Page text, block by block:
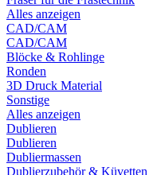
Alles anzeigen
CAD/CAM
CAD/CAM
Blöcke & Rohlinge
Ronden
3D Druck Material
Sonstige
Alles anzeigen
Dublieren
Dublieren
Dubliermassen
Dublierzubehör & Küvetten